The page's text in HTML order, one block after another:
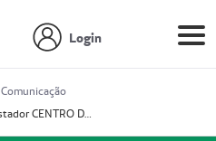
Login
Comunicação
Prestador CENTRO DE ONCOLOGIA